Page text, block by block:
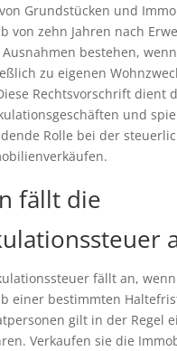
Grundstücken und
von zehn Jahren nach
bestehen,
zu eigenen
Rechtsvorschrift dient
und
Rolle bei der
fällt die
fällt an,
einer bestimmten
gilt in der Regel
Verkaufen sie die